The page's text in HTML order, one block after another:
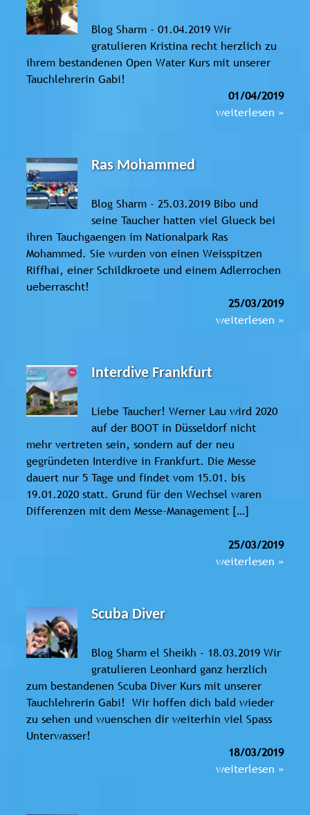
Blog Sharm - 01.04.2019 Wir
gratulieren Kristina recht herzlich zu
ihrem bestandenen Open Water Kurs mit unserer
Tauchlehrerin Gabi!
01/04/2019
weiterlesen »
Ras Mohammed
Blog Sharm - 25.03.2019 Bibo und
seine Taucher hatten viel Glueck bei
ihren Tauchgaengen im Nationalpark Ras
Mohammed. Sie wurden von einen Weisspitzen
Riffhai, einer Schildkroete und einem Adlerrochen
ueberrascht!
25/03/2019
weiterlesen »
Interdive Frankfurt
Liebe Taucher! Werner Lau wird 2020
auf der BOOT in Düsseldorf nicht
mehr vertreten sein, sondern auf der neu
gegründeten Interdive in Frankfurt. Die Messe
dauert nur 5 Tage und findet vom 15.01. bis
19.01.2020 statt. Grund für den Wechsel waren
Differenzen mit dem Messe-Management […]
25/03/2019
weiterlesen »
Scuba Diver
Blog Sharm el Sheikh - 18.03.2019 Wir
gratulieren Leonhard ganz herzlich
zum bestandenen Scuba Diver Kurs mit unserer
Tauchlehrerin Gabi! Wir hoffen dich bald wieder
zu sehen und wuenschen dir weiterhin viel Spass
Unterwasser!
18/03/2019
weiterlesen »